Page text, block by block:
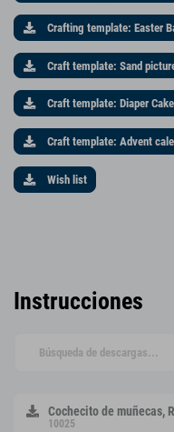
Crafting template: Easter
Craft template: Sand
Craft template: Diaper
Craft template: Advent
Wish list
Instrucciones
Cochecito de muñecas,
10025